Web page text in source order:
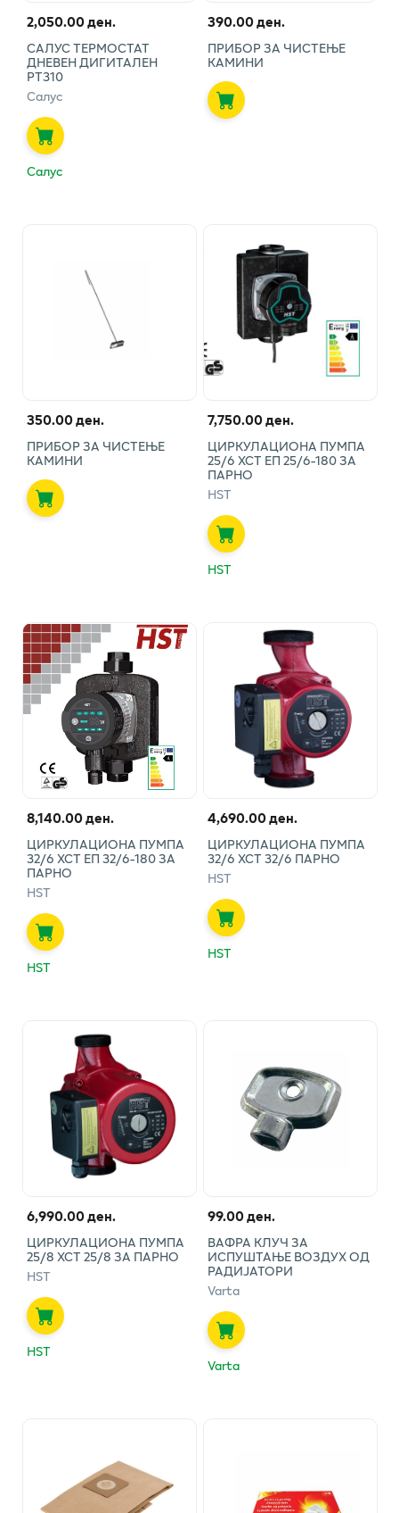
2,050.00 ден.
САЛУС ТЕРМОСТАТ
ДНЕВЕН ДИГИТАЛЕН
РТ310
Салус
Салус
390.00 ден.
ПРИБОР ЗА ЧИСТЕЊЕ
КАМИНИ
350.00 ден.
ПРИБОР ЗА ЧИСТЕЊЕ
КАМИНИ
7,750.00 ден.
ЦИРКУЛАЦИОНА ПУМПА
25/6 ХСТ ЕП 25/6-180 ЗА
ПАРНО
HST
HST
8,140.00 ден.
ЦИРКУЛАЦИОНА ПУМПА
32/6 ХСТ ЕП 32/6-180 ЗА
ПАРНО
HST
HST
4,690.00 ден.
ЦИРКУЛАЦИОНА ПУМПА
32/6 ХСТ 32/6 ПАРНО
HST
HST
6,990.00 ден.
ЦИРКУЛАЦИОНА ПУМПА
25/8 ХСТ 25/8 ЗА ПАРНО
HST
HST
99.00 ден.
ВАФРА КЛУЧ ЗА
ИСПУШТАЊЕ ВОЗДУХ ОД
РАДИЈАТОРИ
Varta
Varta